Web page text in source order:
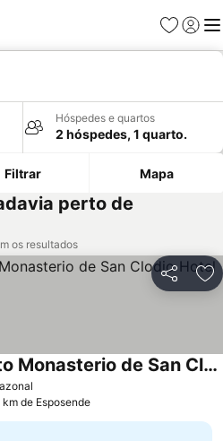
Favoritos
Iniciar
Hóspedes e quartos
2 hóspedes, 1 quarto.
Filtrar Mapa
perto de
os resultados
Partilhar
Eurostars Monumento Monasterio de San Clodio Hotel
de Esposende